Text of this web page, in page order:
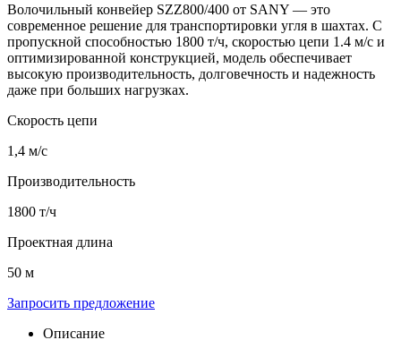
Волочильный конвейер SZZ800/400 от SANY — это
современное решение для транспортировки угля в шахтах. С
пропускной способностью 1800 т/ч, скоростью цепи 1.4 м/с и
оптимизированной конструкцией, модель обеспечивает
высокую производительность, долговечность и надежность
даже при больших нагрузках.
Скорость цепи
1,4 м/с
Производительность
1800 т/ч
Проектная длина
50 м
Запросить предложение
Описание